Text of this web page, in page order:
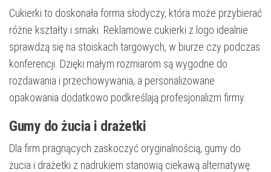
Cukierki to doskonała forma słodyczy, która może przybierać
różne kształty i smaki. Reklamowe cukierki z logo idealnie
sprawdzą się na stoiskach targowych, w biurze czy podczas
konferencji. Dzięki małym rozmiarom są wygodne do
rozdawania i przechowywania, a personalizowane
opakowania dodatkowo podkreślają profesjonalizm firmy.
Gumy do żucia i drażetki
Dla firm pragnących zaskoczyć oryginalnością, gumy do
żucia i drażetki z nadrukiem stanowią ciekawą alternatywę.